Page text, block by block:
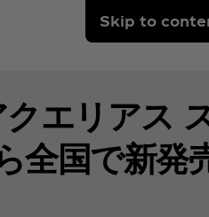
Skip to
エリアス
全国で新発